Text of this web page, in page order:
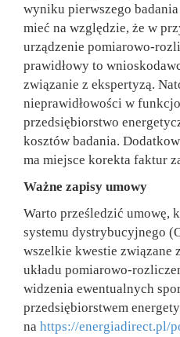
wyniku pierwszego
mieć na względzie, że w
urządzenie pomiarowo-
prawidłowy to
związanie z ekspertyzą.
nieprawidłowości w
przedsiębiorstwo
kosztów badania.
ma miejsce korekta faktur
Ważne zapisy umowy
Warto prześledzić umowę,
systemu dystrybucyjnego
wszelkie kwestie związane
układu pomiarowo-
widzenia ewentualnych
przedsiębiorstwem
na https://energiadirect.pl/